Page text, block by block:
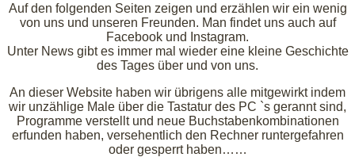
Auf den folgenden Seiten zeigen und erzählen wir ein wenig
von uns und unseren Freunden. Man findet uns auch auf
Facebook und Instagram.
Unter News gibt es immer mal wieder eine kleine Geschichte
des Tages über und von uns.
An dieser Website haben wir übrigens alle mitgewirkt indem
wir unzählige Male über die Tastatur des PC `s gerannt sind,
Programme verstellt und neue Buchstabenkombinationen
erfunden haben, versehentlich den Rechner runtergefahren
oder gesperrt haben……